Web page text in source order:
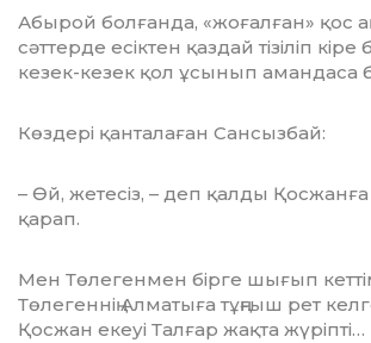
Абырой болғанда, «жоғалған» қос
сәттерде есіктен қаздай тізіліп кіре
кезек-кезек қол ұсынып амандаса
Көздері қанталаған Сансызбай:
– Өй, жетесіз, – деп қалды
қарап.
Мен Төлегенмен бірге шығып
Төлегеннің Алматыға тұңғыш рет
Қосжан екеуі Талғар жақ­та жүріпті…